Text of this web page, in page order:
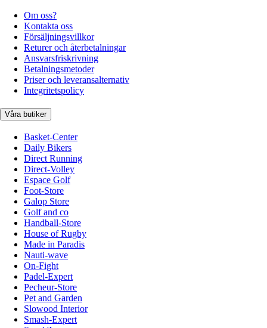
Om oss?
Kontakta oss
Försäljningsvillkor
Returer och återbetalningar
Ansvarsfriskrivning
Betalningsmetoder
Priser och leveransalternativ
Integritetspolicy
Våra butiker
Basket-Center
Daily Bikers
Direct Running
Direct-Volley
Espace Golf
Foot-Store
Galop Store
Golf and co
Handball-Store
House of Rugby
Made in Paradis
Nauti-wave
On-Fight
Padel-Expert
Pecheur-Store
Pet and Garden
Slowood Interior
Smash-Expert